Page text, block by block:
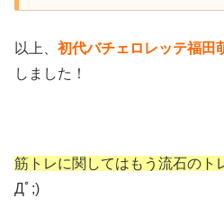
以上、 初代バチェロレッテ福田
しました！
筋トレに関してはもう流石のト
Дﾟ;)